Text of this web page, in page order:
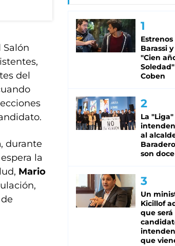
del
, durante
la
Mario
Estrenos
Barassi
"Cien
Coben
La
al
son doce
Un
Kicillof
que será
que